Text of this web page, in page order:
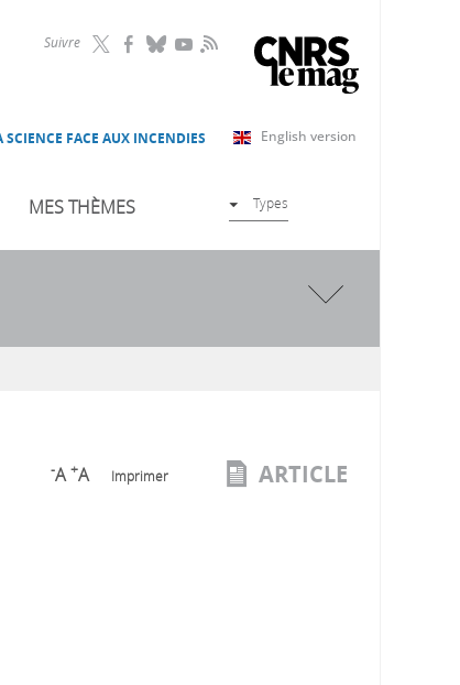
Suivre RSS
English version
FACE AUX INCENDIES
MES THÈMES Types
-A +A Imprimer ARTICLE